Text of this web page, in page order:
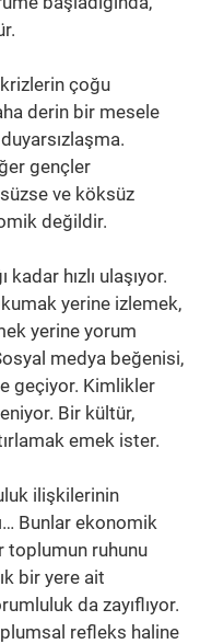
çoğu
derin bir mesele
gençler
ve köksüz
değildir.
hızlı ulaşıyor.
yerine izlemek,
yerine yorum
medya beğenisi,
geçiyor. Kimlikler
Bir kültür,
emek ister.
ilişkilerinin
Bunlar ekonomik
toplumun ruhunu
bir yere ait
da zayıflıyor.
refleks haline